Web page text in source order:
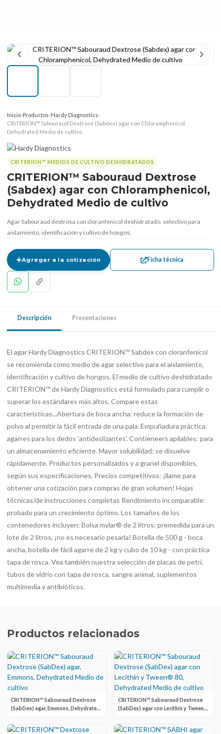
Inicio›Productos›Hardy Diagnostics›
CRITERION™ Sabouraud Dextrose (Sabdex) agar con Chloramphenicol,
Dehydrated Medio de cultivo
CRITERION™ MEDIOS DE CULTIVO DESHIDRATADOS
CRITERION™ Sabouraud Dextrose
(Sabdex) agar con Chloramphenicol,
Dehydrated Medio de cultivo
Agar Sabouraud dextrosa con cloranfenicol deshidratado, selectivo para
aislamiento, identificación y cultivo de hongos.
Agregar a la cotización Ficha técnica
Descripción Presentaciones
El agar Hardy Diagnostics CRITERION™ Sabdex con cloranfenicol
se recomienda como medio de agar selectivo para el aislamiento,
identificación y cultivo de hongos. El medio de cultivo deshidratado
CRITERION™ de Hardy Diagnostics está formulado para cumplir o
superar los estándares más altos. Compare estas
características...Abertura de boca ancha: reduce la formación de
polvo al permitir la fácil entrada de una pala. Empuñadura práctica:
agarres para los dedos 'antideslizantes'. Contieneers apilables: para
un almacenamiento eficiente. Mayor solubilidad: se disuelve
rápidamente. Productos personalizados y a granel disponibles,
según sus especificaciones. Precios competitivos: ¡llame para
obtener una cotización para compras de gran volumen! Hojas
técnicas/de instrucciones completas Rendimiento incomparable:
probado para un crecimiento óptimo. Los tamaños de los
contenedores incluyen: Bolsa mylar® de 2 litros: premedida para un
lote de 2 litros, ¡no es necesario pesarla! Botella de 500 g - boca
ancha, botella de fácil agarre de 2 kg y cubo de 10 kg - con práctica
tapa de rosca. Vea también nuestra selección de placas de petri,
tubos de vidrio con tapa de rosca, sangre animal, suplementos
multimedia y antibióticos.
Productos relacionados
CRITERION™ Sabouraud Dextrose
(SabDex) agar, Emmons, Dehydrated
CRITERION™ Sabouraud Dextrose
(SabDex) agar con Lecithin y Tween®